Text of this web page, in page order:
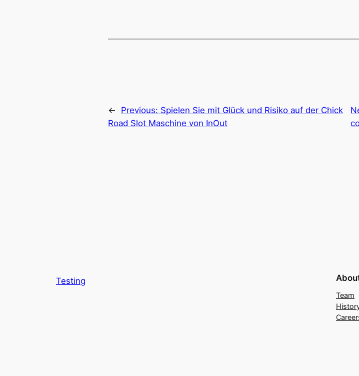
← Previous: Spielen Sie mit Glück und Risiko auf der Chick
Road Slot Maschine von InOut
Testing
Team